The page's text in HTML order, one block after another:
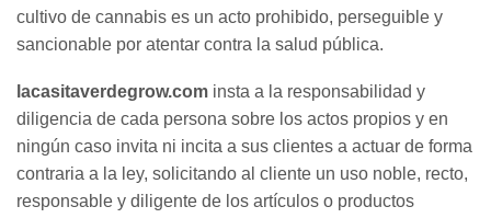
cultivo de cannabis es un acto prohibido, perseguible y
sancionable por atentar contra la salud pública.
lacasitaverdegrow.com insta a la responsabilidad y
diligencia de cada persona sobre los actos propios y en
ningún caso invita ni incita a sus clientes a actuar de forma
contraria a la ley, solicitando al cliente un uso noble, recto,
responsable y diligente de los artículos o productos